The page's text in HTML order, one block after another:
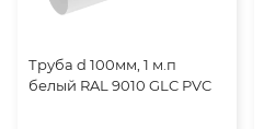
Труба d 100мм, 1 м.п
белый RAL 9010 GLC PVC